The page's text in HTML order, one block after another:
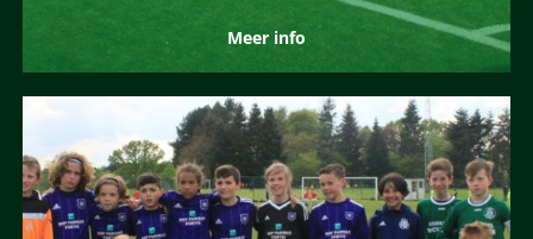
Meer info